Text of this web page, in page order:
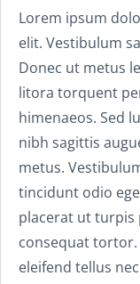
Lorem ipsum
elit. Vestibulum
Donec ut metus
litora torquent
himenaeos. Sed
nibh sagittis
metus.
tincidunt odio
placerat ut turpis
consequat
eleifend tellus